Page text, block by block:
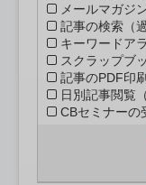
メールマガジ
記事の検索（
キーワードア
スクラップブ
記事のPDF印刷
日別記事閲覧
CBセミナーの